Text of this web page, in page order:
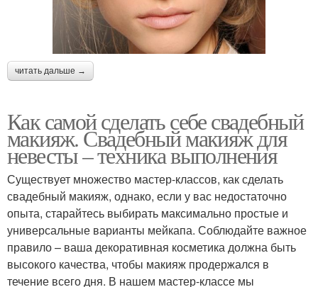
читать дальше →
Как самой сделать себе свадебный
макияж. Свадебный макияж для
невесты – техника выполнения
Существует множество мастер-классов, как сделать
свадебный макияж, однако, если у вас недостаточно
опыта, старайтесь выбирать максимально простые и
универсальные варианты мейкапа. Соблюдайте важное
правило – ваша декоративная косметика должна быть
высокого качества, чтобы макияж продержался в
течение всего дня. В нашем мастер-классе мы